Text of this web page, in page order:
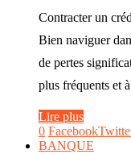
Contracter un
Bien naviguer
de pertes
plus fréquents et
Lire plus
0 Facebook
BANQUE